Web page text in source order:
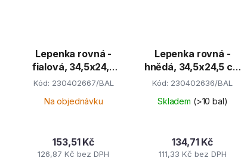
Lepenka rovná -
fialová, 34,5x24,5
cm (E-Welle)
Kód: 230402667/BAL
Na objednávku
126,87 Kč bez DPH
153,51 Kč
Lepenka rovná -
hnědá, 34,5x24,5 cm
(E-Welle)
Kód: 230402636/BAL
Skladem (>10 bal)
111,33 Kč bez DPH
134,71 Kč